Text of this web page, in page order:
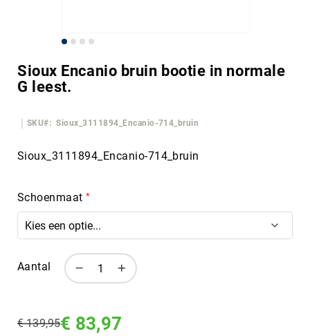
naar
het
begin
de
Sioux Encanio bruin bootie in normale
G leest.
SKU Sioux_3111894_Encanio-714_bruin
Sioux_3111894_Encanio-714_bruin
Schoenmaat
Aantal
Regular
€ 139,95€ 83,97